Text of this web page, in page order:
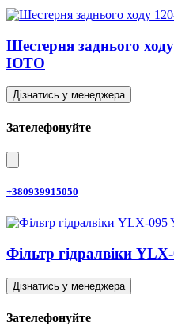
Шестерня заднього
ЮТО
Дізнатись у менеджера
Зателефонуйте
+380939915050
Фільтр гідралвіки
Дізнатись у менеджера
Зателефонуйте